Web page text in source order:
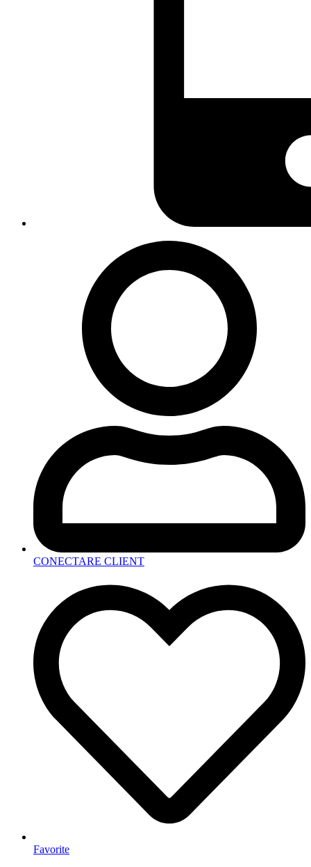
CONECTARE CLIENT
Favorite